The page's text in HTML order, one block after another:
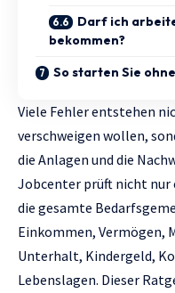
Darf ich
bekommen?
So starten Sie
Viele Fehler entstehen
verschweigen wollen,
die Anlagen und die
Jobcenter prüft nicht nur
die gesamte
Einkommen, Vermögen,
Unterhalt, Kindergeld,
Lebenslagen. Dieser